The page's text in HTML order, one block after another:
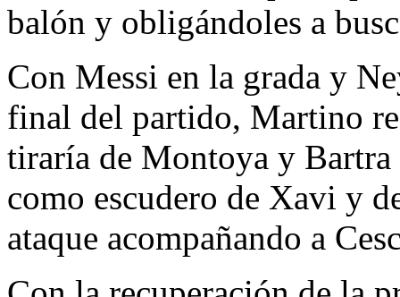
balón y obligándoles a
Con Messi en la grada y
final del partido, Martino
tiraría de Montoya y Bartra
como escudero de Xavi y
ataque acompañando a